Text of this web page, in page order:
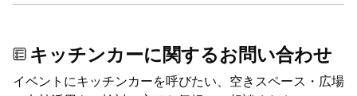
キッチンカーに関するお問い合わせ
イベントにキッチンカーを呼びたい、空きスペース・広場